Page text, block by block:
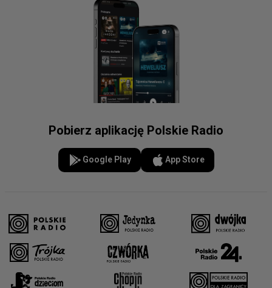
Pobierz aplikację Polskie Radio
Google Play App Store